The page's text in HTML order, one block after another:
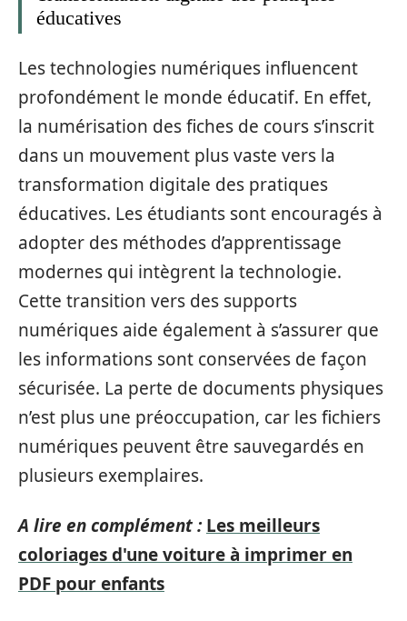
éducatives
Les technologies numériques influencent
profondément le monde éducatif. En effet,
la numérisation des fiches de cours s’inscrit
dans un mouvement plus vaste vers la
transformation digitale des pratiques
éducatives. Les étudiants sont encouragés à
adopter des méthodes d’apprentissage
modernes qui intègrent la technologie.
Cette transition vers des supports
numériques aide également à s’assurer que
les informations sont conservées de façon
sécurisée. La perte de documents physiques
n’est plus une préoccupation, car les fichiers
numériques peuvent être sauvegardés en
plusieurs exemplaires.
A lire en complément : Les meilleurs
coloriages d'une voiture à imprimer en
PDF pour enfants